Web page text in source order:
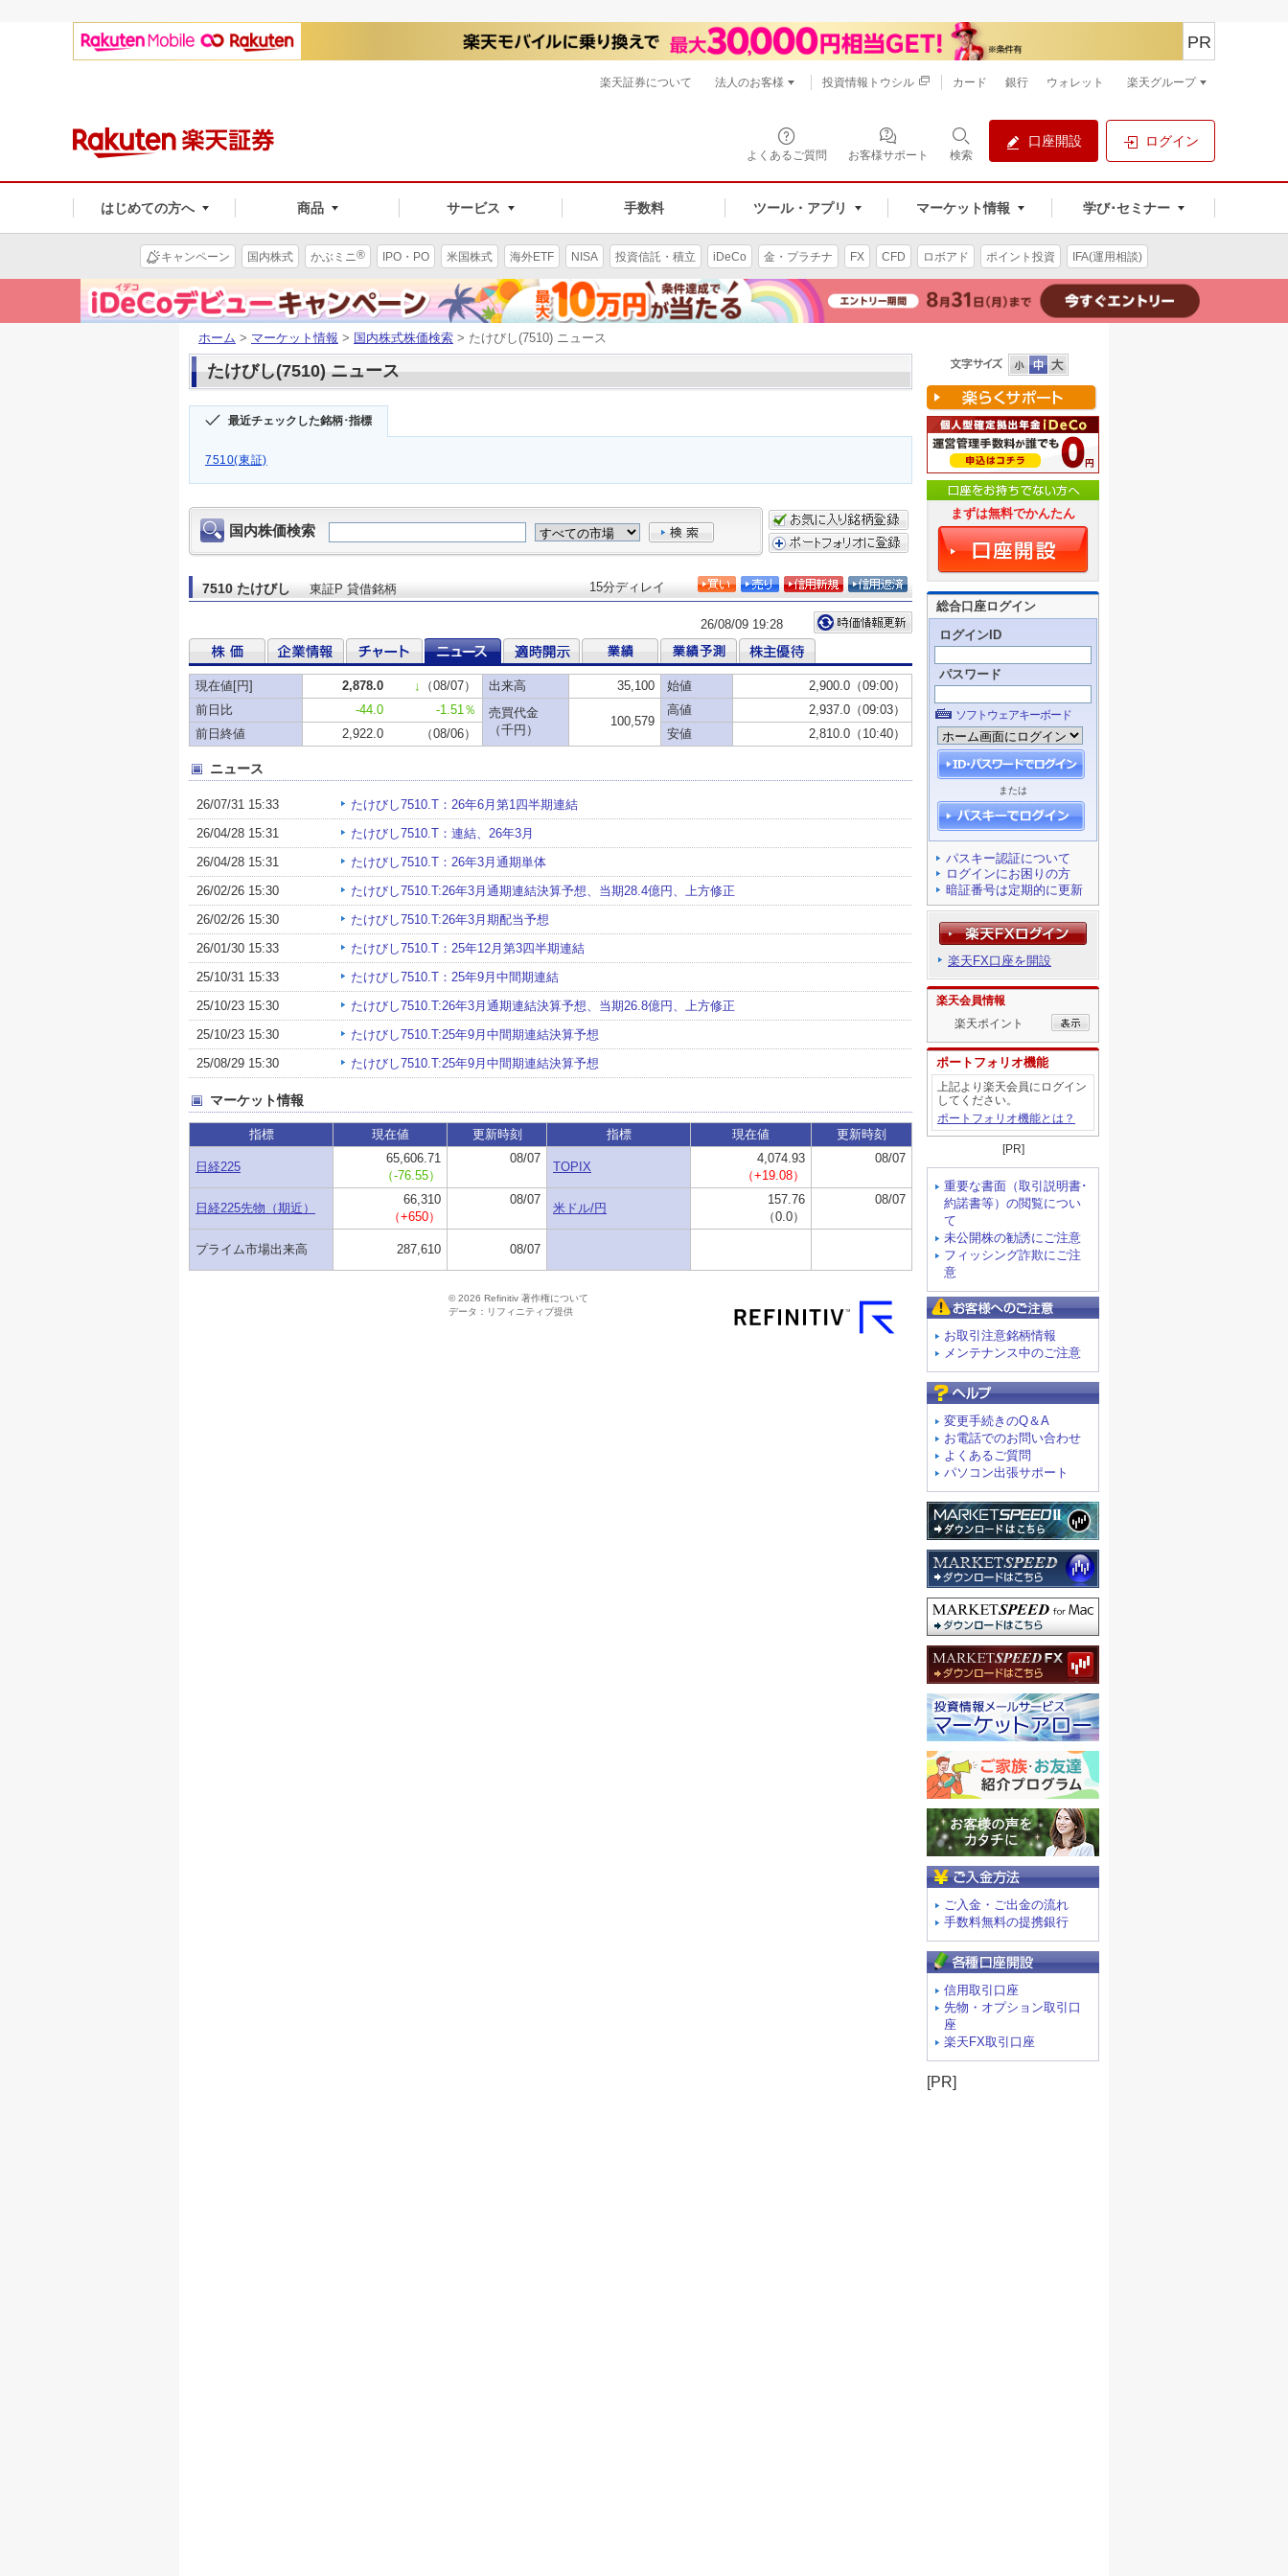
よくあるご質問 お客様サポート 検索
口座開設 ログイン
はじめての方へ 商品 サービス 手数料 ツール・アプリ マーケット情報 学び･セミナー
PR
楽天証券について 法人のお客様 投資情報トウシル カード 銀行 ウォレット 楽天グループ
キャンペーン 国内株式 かぶミニ® IPO・PO 米国株式 海外ETF NISA 投資信託・積立 iDeCo 金・プラチナ FX CFD ロボアド ポイント投資 IFA(運用相談)
ホーム > マーケット情報 > 国内株式株価検索 > たけびし(7510) ニュース
たけびし(7510) ニュース
最近チェックした銘柄･指標
7510(東証)
まずは無料でかんたん
総合口座ログイン
ログインID
パスワード
ソフトウェアキーボード
または
パスキー認証について
ログインにお困りの方
暗証番号は定期的に更新
楽天FX口座を開設
楽天会員情報
楽天ポイント
ポートフォリオ機能
上記より楽天会員にログイン
してください。
ポートフォリオ機能とは？
[PR]
重要な書面（取引説明書･
約諾書等）の閲覧につい
て
未公開株の勧誘にご注意
フィッシング詐欺にご注
意
お取引注意銘柄情報
メンテナンス中のご注意
変更手続きのQ＆A
お電話でのお問い合わせ
よくあるご質問
パソコン出張サポート
ご入金・ご出金の流れ
手数料無料の提携銀行
信用取引口座
先物・オプション取引口
座
楽天FX取引口座
[PR]